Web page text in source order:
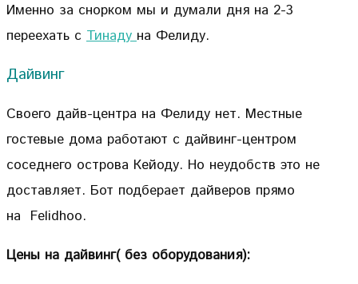
Именно за снорком мы и думали дня на 2-3
переехать с Тинадуна Фелиду.
Дайвинг
Своего дайв-центра на Фелиду нет. Местные
гостевые дома работают с дайвинг-центром
соседнего острова Кейоду. Но неудобств это не
доставляет. Бот подберает дайверов прямо
на Felidhoo.
Цены на дайвинг( без оборудования):